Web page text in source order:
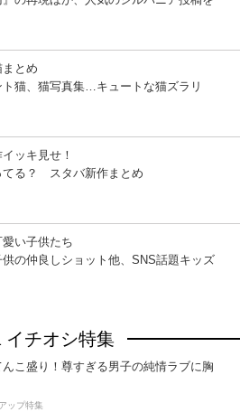
とめ
ト猫、猫写真集…キュートな猫ズラリ
ッキ見せ！
てる？ スタバ新作まとめ
い子供たち
の仲良しショット他、SNS話題キッズ
イチオシ特集
こ盛り！尊すぎる男子の純情ラブに胸
ップ特集